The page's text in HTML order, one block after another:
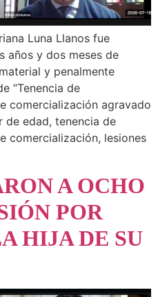
Luna Llanos fue
años y dos meses de
y penalmente
“Tenencia de
comercialización agravado
de edad, tenencia de
comercialización, lesiones
A OCHO
POR
HIJA DE SU